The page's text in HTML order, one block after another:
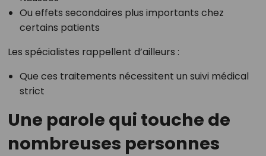
Ou effets secondaires plus importants chez
certains patients
Les spécialistes rappellent d’ailleurs :
Que ces traitements nécessitent un suivi médical
strict
Une parole qui touche de
nombreuses personnes